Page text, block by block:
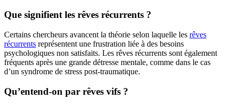
Que signifient les rêves récurrents ?
Certains chercheurs avancent la théorie selon laquelle les rêves
récurrents représentent une frustration liée à des besoins
psychologiques non satisfaits. Les rêves récurrents sont également
fréquents après une grande détresse mentale, comme dans le cas
d’un syndrome de stress post-traumatique.
Qu’entend-on par rêves vifs ?